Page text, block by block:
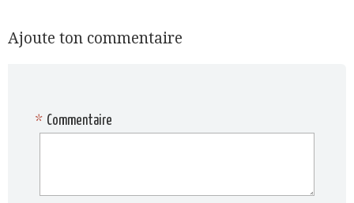
Ajoute ton commentaire
Commentaire
*